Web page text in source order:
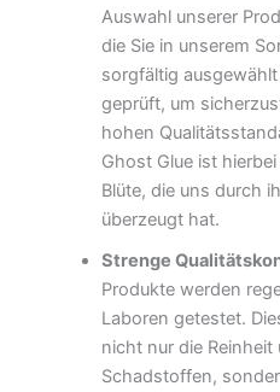
Auswahl unserer
die Sie in unserem
sorgfältig
geprüft, um
hohen
Ghost Glue ist
Blüte, die uns durch
überzeugt hat.
Strenge
Produkte werden
Laboren getestet.
nicht nur die
Schadstoffen,